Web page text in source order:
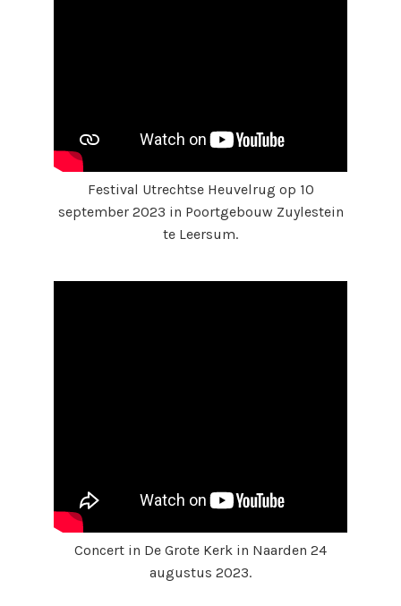
Festival Utrechtse Heuvelrug op 10
september 2023 in Poortgebouw Zuylestein
te Leersum.
Concert in De Grote Kerk in Naarden 24
augustus 2023.